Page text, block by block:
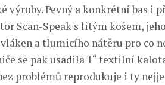
výroby. Pevný a konkrétní bas i
Scan-Speak s litým košem,
a tlumicího nátěru pro co
se pak usadila 1“ textilní
problémů reprodukuje i ty